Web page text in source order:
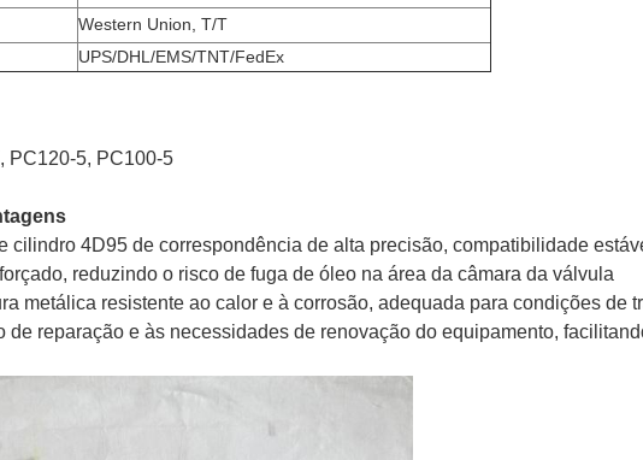
Western Union, T/T
UPS/DHL/EMS/TNT/FedEx
PC120-5, PC100-5
cilindro 4D95 de correspondência de alta precisão, compatibilidade
reduzindo o risco de fuga de óleo na área da câmara da válvula
metálica resistente ao calor e à corrosão, adequada para condições de
de reparação e às necessidades de renovação do equipamento,